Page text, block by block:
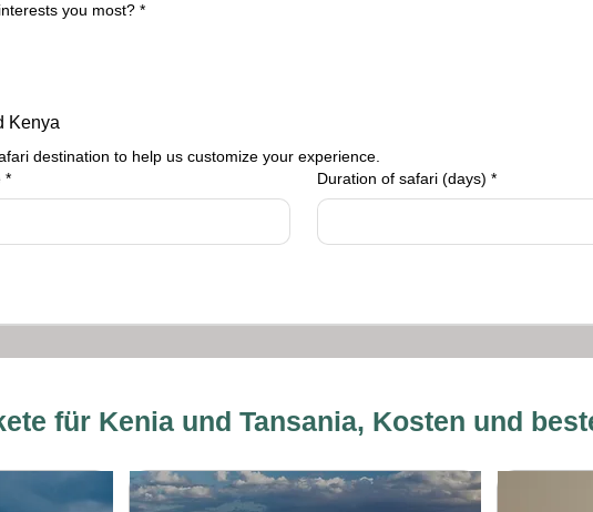
you most? *
Kenya
destination to help us customize your experience.
* Duration of safari (days) *
für Kenia und Tansania, Kosten und